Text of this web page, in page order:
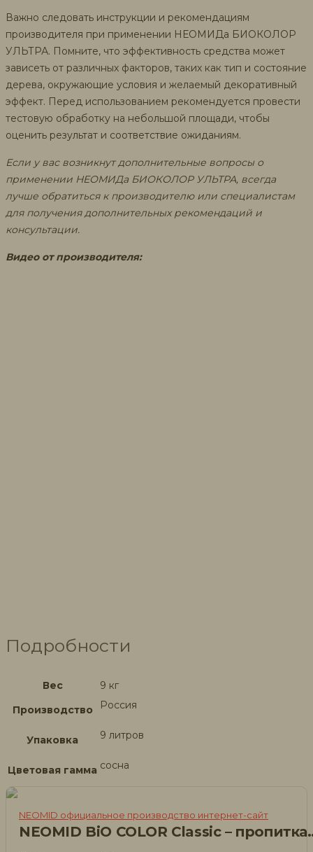
Важно следовать инструкции и рекомендациям
производителя при применении НЕОМИДа БИОКОЛОР
УЛЬТРА. Помните, что эффективность средства может
зависеть от различных факторов, таких как тип и состояние
дерева, окружающие условия и желаемый декоративный
эффект. Перед использованием рекомендуется провести
тестовую обработку на небольшой площади, чтобы
оценить результат и соответствие ожиданиям.
Если у вас возникнут дополнительные вопросы о
применении НЕОМИДа БИОКОЛОР УЛЬТРА, всегда
лучше обратиться к производителю или специалистам
для получения дополнительных рекомендаций и
консультации.
Видео от производителя:
Подробности
Вес
9 кг
Производство
Россия
Упаковка 9 литров
Цветовая гамма сосна
NEOMID официальное производство интернет-сайт
NEOMID BiO